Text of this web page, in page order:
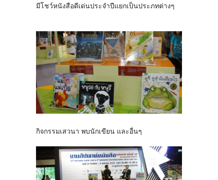
มีโชว์หนังสือดีเด่นประจำปีแยกเป็นประภทต่างๆ
กิจกรรมเสวนา พบนักเขียน และอื่นๆ